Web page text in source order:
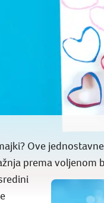
Ove
prema voljenom